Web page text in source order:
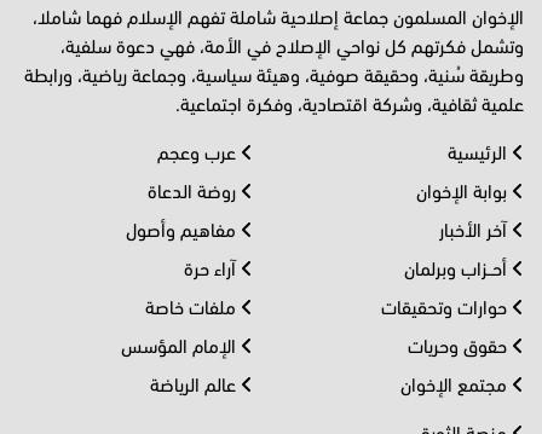
الإخوان المسلمون جماعة إصلاحية شاملة تفهم الإسلام فهما شاملا،
وتشمل فكرتهم كل نواحي الإصلاح في الأمة، فهي دعوة سلفية،
وطريقة سُنية، وحقيقة صوفية، وهيئة سياسية، وجماعة رياضية، ورابطة
علمية ثقافية، وشركة اقتصادية، وفكرة اجتماعية.
الرئيسية
بوابة الإخوان
آخر الأخبار
أحــزاب وبرلمان
حوارات وتحقيقات
حقوق وحريات
مجتمع الإخوان
عرب وعجم
روضة الدعاة
مفاهيم وأصول
آراء حرة
ملفات خاصة
الإمام المؤسس
عالم الرياضة